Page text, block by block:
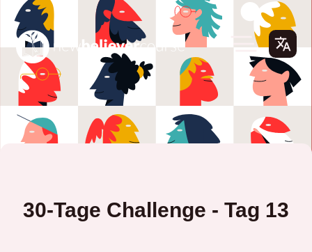
30-Tage Challenge - Tag 13